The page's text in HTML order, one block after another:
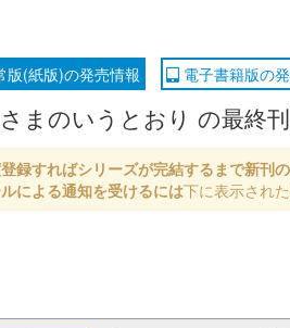
版(紙版)の発売情報 電子書籍版の
まのいうとおり の最終
録すればシリーズが完結するまで新刊
による通知を受けるには下に表示され